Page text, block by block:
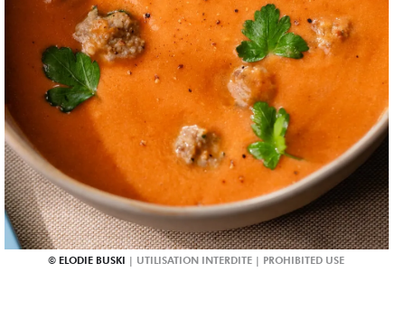
ELODIE BUSKI